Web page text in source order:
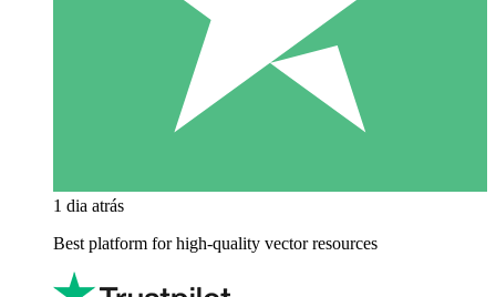
1 dia atrás
Best platform for high-quality vector resources